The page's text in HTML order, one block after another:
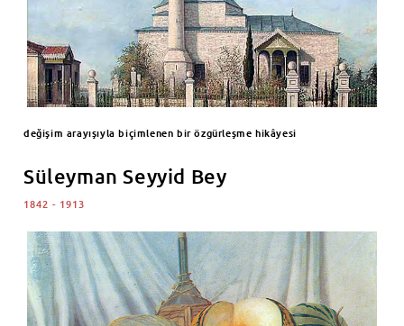
değişim arayışıyla biçimlenen bir özgürleşme hikâyesi
Süleyman Seyyid Bey
1842 - 1913